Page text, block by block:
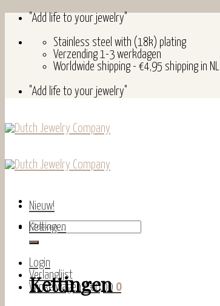
Skip
content
"Add life to your jewelry"
Stainless steel with (18k) plating
Verzending 1-3 werkdagen
Worldwide shipping - €4,95 shipping in NL
"Add life to your jewelry"
Zoeken
Login
Verlanglijst
Winkelwagen /€0,00 0
Nieuw!
Kettingen
Kettingen